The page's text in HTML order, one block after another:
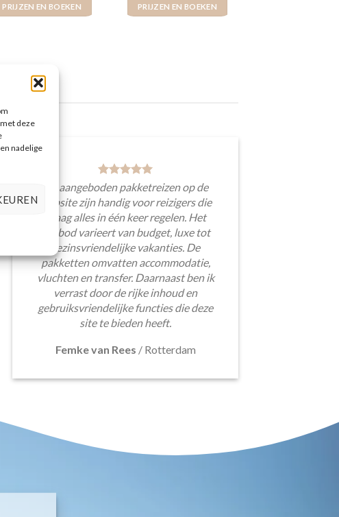
deze
nadelige
PRIJZEN EN BOEKEN PRIJZEN EN BOEKEN
De aangeboden pakketreizen op de
website zijn handig voor reizigers die
graag alles in één keer regelen. Het
aanbod varieert van budget, luxe tot
gezinsvriendelijke vakanties. De
pakketten omvatten accommodatie,
vluchten en transfer. Daarnaast ben ik
verrast door de rijke inhoud en
gebruiksvriendelijke functies die deze
site te bieden heeft.
Femke van Rees / Rotterdam